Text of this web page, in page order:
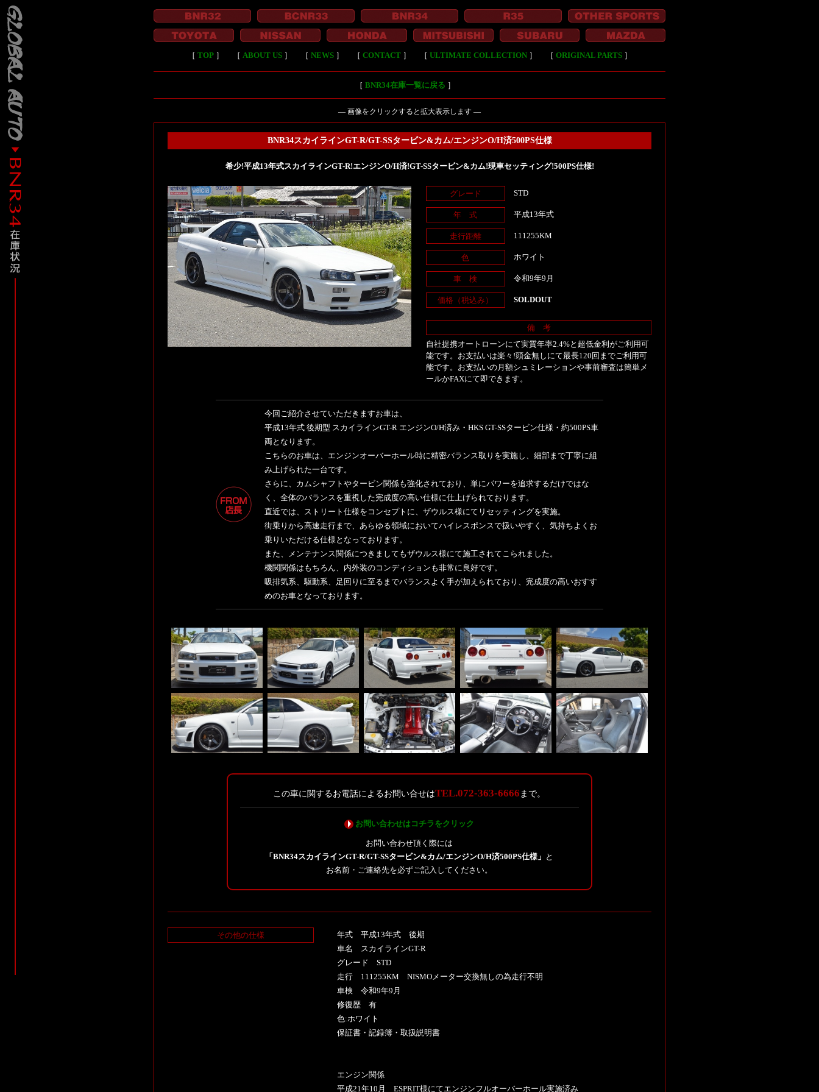
［ TOP］ ［ ABOUT US］ ［ NEWS］ ［ CONTACT］ ［ ULTIMATE COLLECTION］ ［ ORIGINAL PARTS］
［ BNR34在庫一覧に戻る ］
― 画像をクリックすると拡大表示します ―
BNR34スカイラインGT-R/GT-SSタービン&カム/エンジンO/H済500PS仕様
希少!平成13年式スカイラインGT-R!エンジンO/H済!GT-SSタービン&カム!現車セッティング!500PS仕様!
グレード STD
年 式 平成13年式
走行距離 111255KM
色 ホワイト
車 検 令和9年9月
価格（税込み） SOLDOUT
備 考
自社提携オートローンにて実質年率2.4%と超低金利がご利用可
能です。お支払いは楽々!頭金無しにて最長120回までご利用可
能です。お支払いの月額シュミレーションや事前審査は簡単メ
ールかFAXにて即できます。
今回ご紹介させていただきますお車は、
平成13年式 後期型 スカイラインGT-R エンジンO/H済み・HKS GT-SSタービン仕様・約500PS車
両となります。
こちらのお車は、エンジンオーバーホール時に精密バランス取りを実施し、細部まで丁寧に組
み上げられた一台です。
さらに、カムシャフトやタービン関係も強化されており、単にパワーを追求するだけではな
く、全体のバランスを重視した完成度の高い仕様に仕上げられております。
直近では、ストリート仕様をコンセプトに、ザウルス様にてリセッティングを実施。
街乗りから高速走行まで、あらゆる領域においてハイレスポンスで扱いやすく、気持ちよくお
乗りいただける仕様となっております。
また、メンテナンス関係につきましてもザウルス様にて施工されてこられました。
機関関係はもちろん、内外装のコンディションも非常に良好です。
吸排気系、駆動系、足回りに至るまでバランスよく手が加えられており、完成度の高いおすす
めのお車となっております。
この車に関するお電話によるお問い合せはTEL.072-363-6666 まで。
お問い合わせはコチラをクリック
お問い合わせ頂く際には
「BNR34スカイラインGT-R/GT-SSタービン&カム/エンジンO/H済500PS仕様」 と
お名前・ご連絡先を必ずご記入してください。
その他の仕様
年式 平成13年式 後期
車名 スカイラインGT-R
グレード STD
走行 111255KM NISMOメーター交換無しの為走行不明
車検 令和9年9月
修復歴 有
色:ホワイト
保証書・記録簿・取扱説明書
エンジン関係
平成21年10月 ESPRIT様にてエンジンフルオーバーホール実施済み